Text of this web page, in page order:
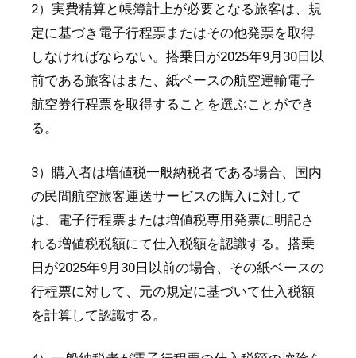
2）実費精算と帳簿計上が必要となる旅客は、規
定に基づき電子行程票またはその他発票を取得
しなければならない。搭乗日が2025年9月30日以
前である旅客はまた、紙ベースの航空運輸電子
航空券行程票を取得することを選ぶことができ
る。
3）購入者は増値税一般納税者である場合、国内
の民間航空旅客運送サービスの購入に対して
は、電子行程票または増値税専用発票に明記さ
れる増値税税額にて仕入税額を認識する。搭乗
日が2025年9月30日以前の場合、その紙ベースの
行程票に対して、元の規定に基づいて仕入税額
を計算して認識する。